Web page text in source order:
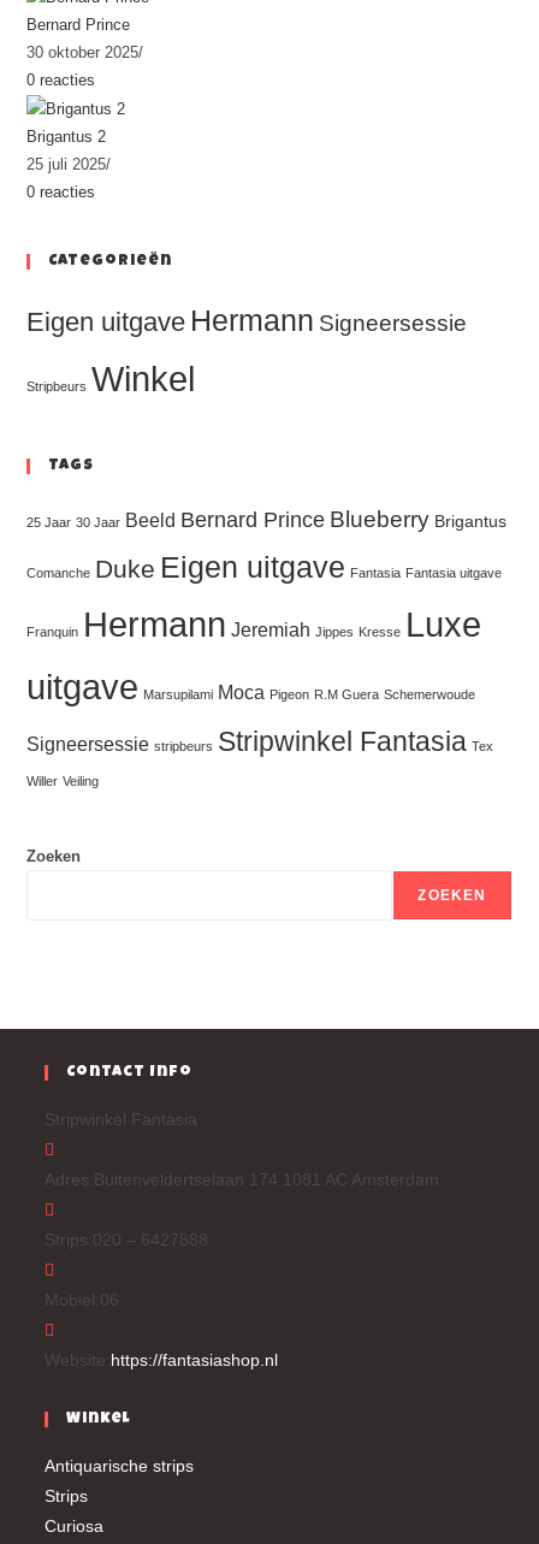
Bernard Prince
30 oktober 2025/
0 reacties
Brigantus 2
25 juli 2025/
0 reacties
Categorieën
Eigen uitgave Hermann Signeersessie
Stripbeurs Winkel
Tags
25 Jaar 30 Jaar Beeld Bernard Prince Blueberry Brigantus
Comanche Duke Eigen uitgave Fantasia Fantasia uitgave
Franquin Hermann Jeremiah Jippes Kresse Luxe
uitgave Marsupilami Moca Pigeon R.M Guera Schemerwoude
Signeersessie stripbeurs Stripwinkel Fantasia Tex
Willer Veiling
Zoeken
ZOEKEN
Contact Info
Stripwinkel Fantasia
Adres: Buitenveldertselaan 174 1081 AC Amsterdam
Strips: 020 – 6427888
Mobiel: 06
Website: https://fantasiashop.nl
Winkel
Antiquarische strips
Strips
Curiosa